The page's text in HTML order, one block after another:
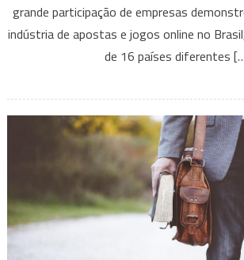
grande participação de empresas
indústria de apostas e jogos online no
de 16 países diferentes